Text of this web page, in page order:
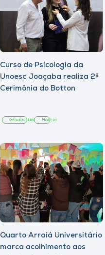
Curso de Psicologia da
Unoesc Joaçaba realiza 2ª
Cerimônia do Botton
Graduação Notícia
Quarto Arraiá Universitário
marca acolhimento aos